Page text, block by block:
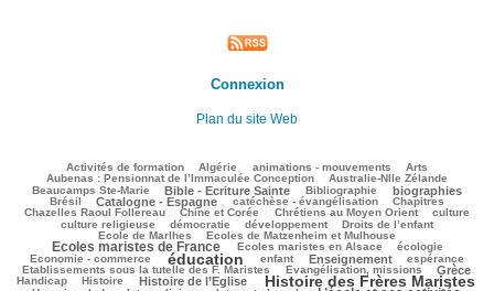
Connexion
Plan du site Web
Activités de formation Algérie animations - mouvements Arts
Aubenas : Pensionnat de l’Immaculée Conception
55/2937 Australie-Nlle Zélande
102/2937
Beaucamps Ste-Marie
640/2937 Bible - Ecriture Sainte
50/2937 Bibliographie
660/2937 biographies
127/2937
Brésil
868/2937 Catalogne - Espagne
574/2937 catéchèse - évangélisation
215/2937 Chapitres
165/2937
Chazelles Raoul Follereau
117/2937 Chine et Corée
304/2937 Chrétiens au Moyen Orient
412/2937 culture
51/2937
culture religieuse
démocratie développement Droits de l’enfant
Ecole de Marlhes
Ecoles de Matzenheim et Mulhouse
Ecoles maristes de France
279/2937 Ecoles maristes en Alsace
519/2937 écologie
130/2937
Economie - commerce
1677/2937 éducation
118/2937 enfant
822/2937 Enseignement
225/2937 espérance
76/2937
Etablissements sous la tutelle des F. Maristes
217/2937 Evangélisation, missions
882/2937 Grèce
69/2937
Handicap
235/2937 Histoire
857/2937 Histoire de l’Eglise
1786/2937 Histoire des Frères Maristes
176/2937